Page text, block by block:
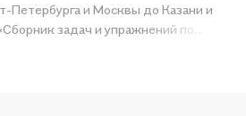
Петербурга и Москвы до Казани и
задач и упражнений по